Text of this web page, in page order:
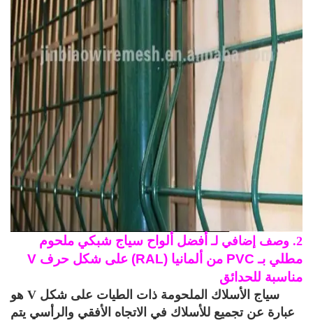
أفضل ألواح سياج شبكي ملحوم
مطلي بـ PVC من ألمانيا (RAL) على شكل حرف V
للحدائق
سياج الأسلاك الملحومة ذات الطيات على شكل V هو
عبارة عن تجميع للأسلاك في الاتجاه الأفقي والرأسي يتم